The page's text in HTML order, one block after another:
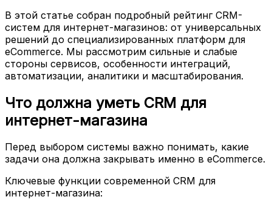
В этой статье собран подробный рейтинг CRM-
систем для интернет-магазинов: от универсальных
решений до специализированных платформ для
eCommerce. Мы рассмотрим сильные и слабые
стороны сервисов, особенности интеграций,
автоматизации, аналитики и масштабирования.
Что должна уметь CRM для
интернет-магазина
Перед выбором системы важно понимать, какие
задачи она должна закрывать именно в eCommerce.
Ключевые функции современной CRM для
интернет-магазина: